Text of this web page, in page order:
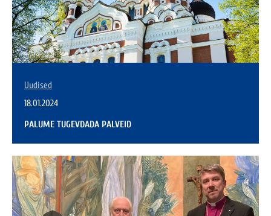
Uudised
18.01.2024
PALUME TUGEVDADA PALVEID